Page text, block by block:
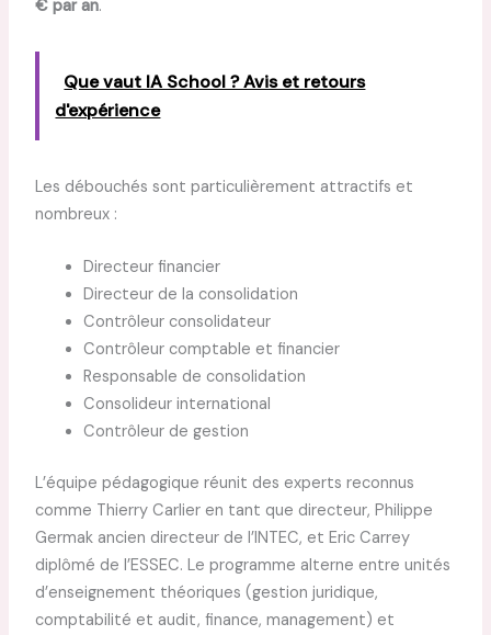
€ par an.
Que vaut IA School ? Avis et retours
d'expérience
Les débouchés sont particulièrement attractifs et
nombreux :
Directeur financier
Directeur de la consolidation
Contrôleur consolidateur
Contrôleur comptable et financier
Responsable de consolidation
Consolideur international
Contrôleur de gestion
L’équipe pédagogique réunit des experts reconnus
comme Thierry Carlier en tant que directeur, Philippe
Germak ancien directeur de l’INTEC, et Eric Carrey
diplômé de l’ESSEC. Le programme alterne entre unités
d’enseignement théoriques (gestion juridique,
comptabilité et audit, finance, management) et